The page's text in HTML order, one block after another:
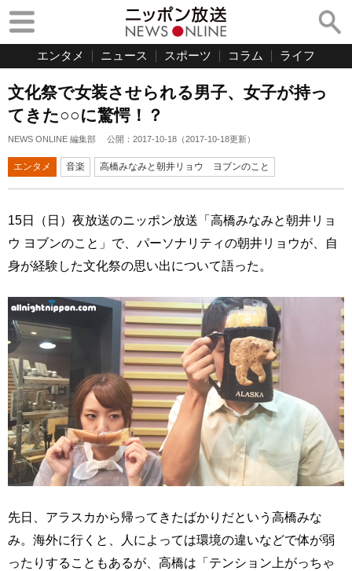
エンタメ ニュース スポーツ コラム ライフ
文化祭で女装させられる男子、女子が持っ
てきた○○に驚愕！？
NEWS ONLINE 編集部 公開： 2017-10-18 （2017-10-18更新）
エンタメ 音楽 高橋みなみと朝井リョウ ヨブンのこと
15日（日）夜放送のニッポン放送「高橋みなみと朝井リョ
ウ ヨブンのこと」で、パーソナリティの朝井リョウが、自
身が経験した文化祭の思い出について語った。
先日、アラスカから帰ってきたばかりだという高橋みな
み。海外に行くと、人によっては環境の違いなどで体が弱
ったりすることもあるが、高橋は「テンション上がっちゃ